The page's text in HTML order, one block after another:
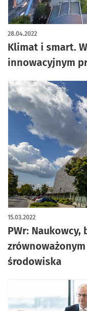
Klimat i smart.
innowacyjnym
28.04.2022
PWr:
środowiska
15.03.2022